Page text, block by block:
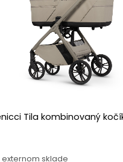
Tila kombinovaný
externom sklade